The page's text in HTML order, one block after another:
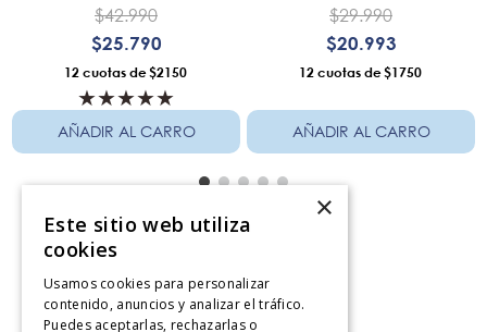
$42.990
$25.790
12 $2150
★★★★★
AÑADIR AL CARRO
$29.990
$20.993
12 $1750
AÑADIR AL CARRO
Centro De Ayuda
×
Este sitio web utiliza
cookies
Usamos cookies para personalizar
contenido, anuncios y analizar el tráfico.
Puedes aceptarlas, rechazarlas o